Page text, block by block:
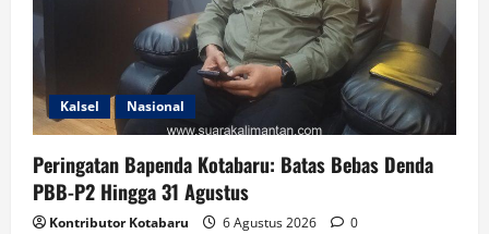
Kalsel Nasional
Peringatan Bapenda Kotabaru: Batas Bebas Denda
PBB-P2 Hingga 31 Agustus
Kontributor Kotabaru 6 Agustus 2026 0